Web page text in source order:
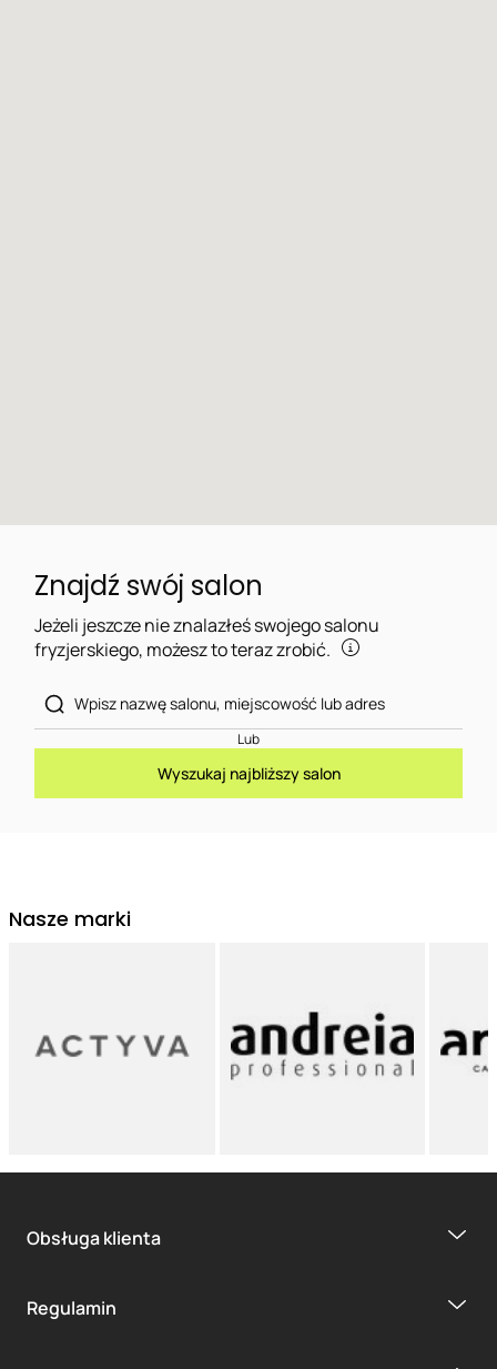
Znajdź swój salon
Jeżeli jeszcze nie znalazłeś swojego salonu
fryzjerskiego, możesz to teraz zrobić.
Lub
Wyszukaj najbliższy salon
Nasze marki
Obsługa klienta
Regulamin